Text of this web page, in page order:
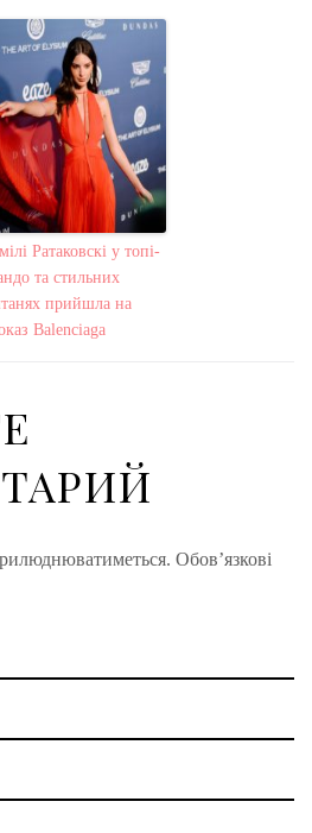
Ратаковскі у топі-
та стильних
прийшла на
Balenciaga
Обов’язкові